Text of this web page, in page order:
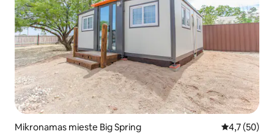
Mikronamas mieste Big Spring Vidutinis
4,7 (50)